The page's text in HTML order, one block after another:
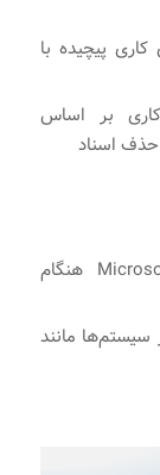
پیچیده با
بر اساس
حذف اسناد
ارسال اعلان‌های خودکار در Microsoft Teams هنگام
سیستم‌ها مانند